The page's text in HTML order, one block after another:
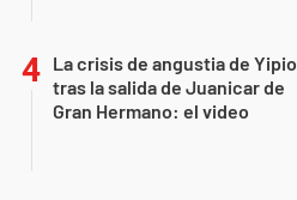
La crisis de angustia de Yipio
tras la salida de Juanicar de
Gran Hermano: el video